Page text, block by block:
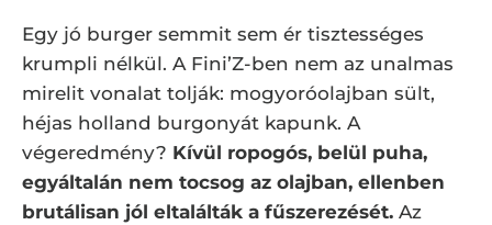
Egy jó burger semmit sem ér tisztességes
krumpli nélkül. A Fini’Z-ben nem az unalmas
mirelit vonalat tolják: mogyoróolajban sült,
héjas holland burgonyát kapunk. A
végeredmény? Kívül ropogós, belül puha,
egyáltalán nem tocsog az olajban, ellenben
brutálisan jól eltalálták a fűszerezését. Az